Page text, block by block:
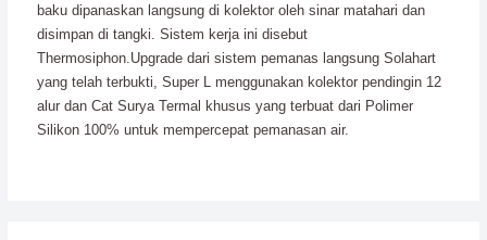
baku dipanaskan langsung di kolektor oleh sinar matahari dan
disimpan di tangki. Sistem kerja ini disebut
Thermosiphon.Upgrade dari sistem pemanas langsung Solahart
yang telah terbukti, Super L menggunakan kolektor pendingin 12
alur dan Cat Surya Termal khusus yang terbuat dari Polimer
Silikon 100% untuk mempercepat pemanasan air.